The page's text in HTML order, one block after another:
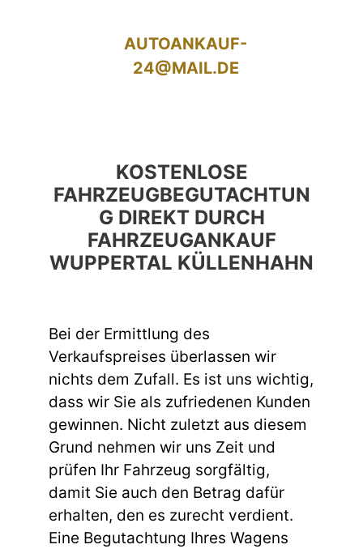
AUTOANKAUF-
24@MAIL.DE
KOSTENLOSE
FAHRZEUGBEGUTACHTUN
G DIREKT DURCH
FAHRZEUGANKAUF
WUPPERTAL KÜLLENHAHN
Bei der Ermittlung des
Verkaufspreises überlassen wir
nichts dem Zufall. Es ist uns wichtig,
dass wir Sie als zufriedenen Kunden
gewinnen. Nicht zuletzt aus diesem
Grund nehmen wir uns Zeit und
prüfen Ihr Fahrzeug sorgfältig,
damit Sie auch den Betrag dafür
erhalten, den es zurecht verdient.
Eine Begutachtung Ihres Wagens